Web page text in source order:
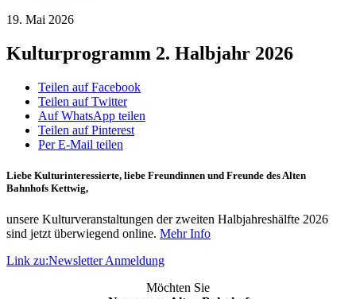
19. Mai 2026
Kulturprogramm 2. Halbjahr 2026
Teilen auf Facebook
Teilen auf Twitter
Auf WhatsApp teilen
Teilen auf Pinterest
Per E-Mail teilen
Liebe Kulturinteressierte, liebe Freundinnen und Freunde des Alten
Bahnhofs Kettwig,
unsere Kulturveranstaltungen der zweiten Halbjahreshälfte 2026
sind jetzt überwiegend online. Mehr Info
Link zu:Newsletter Anmeldung
Möchten Sie